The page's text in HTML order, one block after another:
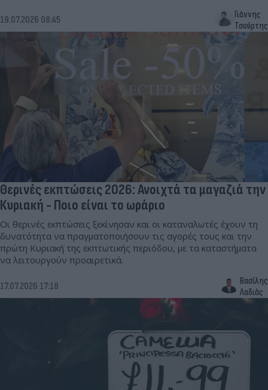
19.07.2026 08:45
Γιάννης
Τσούρτης
Θερινές εκπτώσεις 2026: Ανοιχτά τα μαγαζιά την
Κυριακή - Ποιο είναι το ωράριο
Οι θερινές εκπτώσεις ξεκίνησαν και οι καταναλωτές έχουν τη
δυνατότητα να πραγματοποιήσουν τις αγορές τους και την
πρώτη Κυριακή της εκπτωτικής περιόδου, με τα καταστήματα
να λειτουργούν προαιρετικά.
17.07.2026 17:18
Βασίλης
Λαδιάς